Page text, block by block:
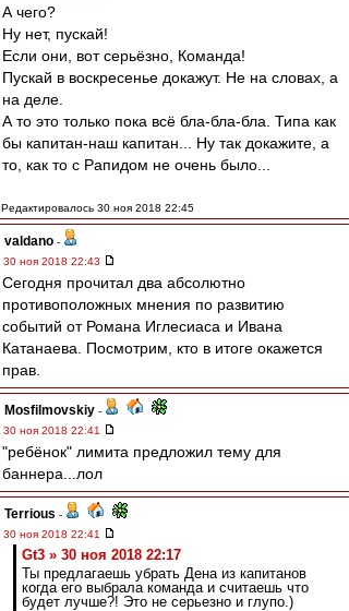
А чего?
Ну нет, пускай!
Если они, вот серьёзно, Команда!
Пускай в воскресенье докажут. Не на словах, а
на деле.
А то это только пока всё бла-бла-бла. Типа как
бы капитан-наш капитан... Ну так докажите, а
то, как то с Рапидом не очень было...
Редактировалось 30 ноя 2018 22:45
valdano -
30 ноя 2018 22:43
Сегодня прочитал два абсолютно
противоположных мнения по развитию
событий от Романа Иглесиаса и Ивана
Катанаева. Посмотрим, кто в итоге окажется
прав.
Mosfilmovskiy -
30 ноя 2018 22:41
"ребёнок" лимита предложил тему для
баннера...лол
Terrious -
30 ноя 2018 22:41
Gt3 » 30 ноя 2018 22:17
Ты предлагаешь убрать Дена из капитанов
когда его выбрала команда и считаешь что
будет лучше?! Это не серьезно и глупо.)